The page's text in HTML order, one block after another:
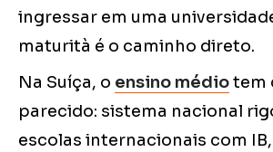
ingressar em uma
maturità é o caminho direto.
Na Suíça, o ensino médiotem
parecido: sistema nacional
escolas internacionais com